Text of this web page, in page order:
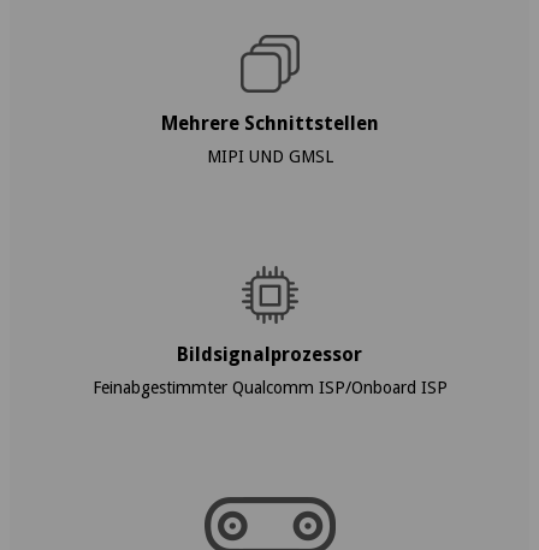
Mehrere Schnittstellen
MIPI UND GMSL
Bildsignalprozessor
Feinabgestimmter Qualcomm ISP/Onboard ISP